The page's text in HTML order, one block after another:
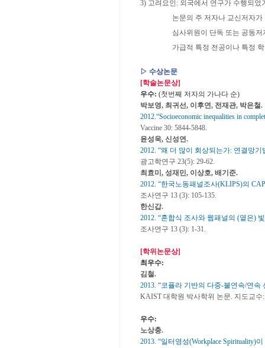
3) 고려요인: 외국에서 연구가 수행되
논문의 주 저자나 교신저자가 외
심사위원이 단독 또는 공동저자
가급적 특정 전공이나 특정 학술
▷ 수상논문
[학술논문상]
우수: (첫번째 저자의 가나다 순)
박보영, 최귀선, 이후연, 전재관, 박은철.
2012.“Socioeconomic inequalities in
Vaccine 30: 5844-5848.
윤성욱, 신성연.
2012. “왜 더 많이 회상되는가: 연결망
광고학연구 23(5): 29-62.
최효미, 성재민, 이상호, 배기준.
2012. “한국노동패널조사(KLIPS)의
조사연구 13 (3): 105-135.
한신갑.
2012. “혼합식 조사와 웹패널의 (옅은)
조사연구 13 (3): 1-31.
[학위논문상]
최우수:
김철.
2013. “코퓰라 기반의 다중-불연속/연속
KAIST 대학원 박사학위 논문. 지도교수
우수:
노상충.
2013. “일터영성(Workplace